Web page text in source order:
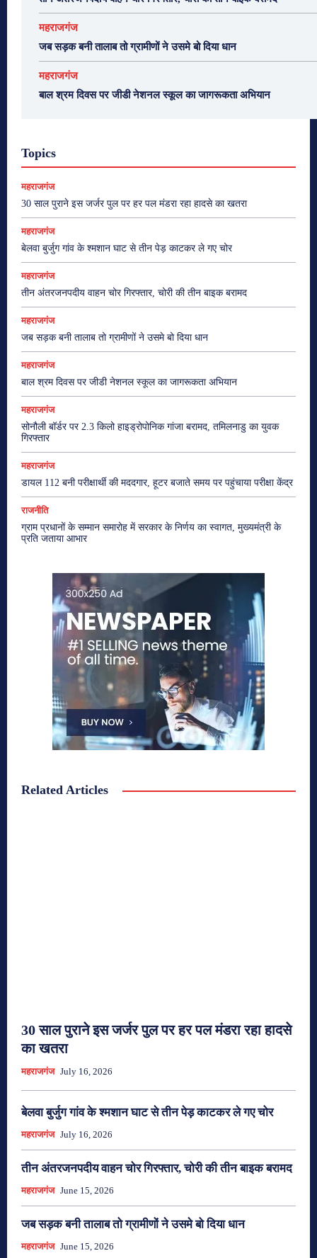
महराजगंज
जब सड़क बनी तालाब तो ग्रामीणों ने उसमे बो दिया धान
महराजगंज
बाल श्रम दिवस पर जीडी नेशनल स्कूल का जागरूकता अभियान
Topics
महराजगंज
30 साल पुराने इस जर्जर पुल पर हर पल मंडरा रहा हादसे का खतरा
महराजगंज
बेलवा बुर्जुग गांव के श्मशान घाट से तीन पेड़ काटकर ले गए चोर
महराजगंज
तीन अंतरजनपदीय वाहन चोर गिरफ्तार, चोरी की तीन बाइक बरामद
महराजगंज
जब सड़क बनी तालाब तो ग्रामीणों ने उसमे बो दिया धान
महराजगंज
बाल श्रम दिवस पर जीडी नेशनल स्कूल का जागरूकता अभियान
महराजगंज
सोनौली बॉर्डर पर 2.3 किलो हाइड्रोपोनिक गांजा बरामद, तमिलनाडु का युवक
गिरफ्तार
महराजगंज
डायल 112 बनी परीक्षार्थी की मददगार, हूटर बजाते समय पर पहुंचाया परीक्षा केंद्र
राजनीति
ग्राम प्रधानों के सम्मान समारोह में सरकार के निर्णय का स्वागत, मुख्यमंत्री के
प्रति जताया आभार
Related Articles
30 साल पुराने इस जर्जर पुल पर हर पल मंडरा रहा हादसे
का खतरा
महराजगंज July 16, 2026
बेलवा बुर्जुग गांव के श्मशान घाट से तीन पेड़ काटकर ले गए चोर
महराजगंज July 16, 2026
तीन अंतरजनपदीय वाहन चोर गिरफ्तार, चोरी की तीन बाइक बरामद
महराजगंज June 15, 2026
जब सड़क बनी तालाब तो ग्रामीणों ने उसमे बो दिया धान
महराजगंज June 15, 2026